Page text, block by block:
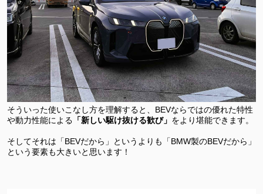
そういった使いこなし方を理解すると、BEVならではの優れた特性
や動力性能による 「新しい駆け抜ける歓び」 をより堪能できます。
そしてそれは「BEVだから」というよりも「BMW製のBEVだから」
という要素も大きいと思います！